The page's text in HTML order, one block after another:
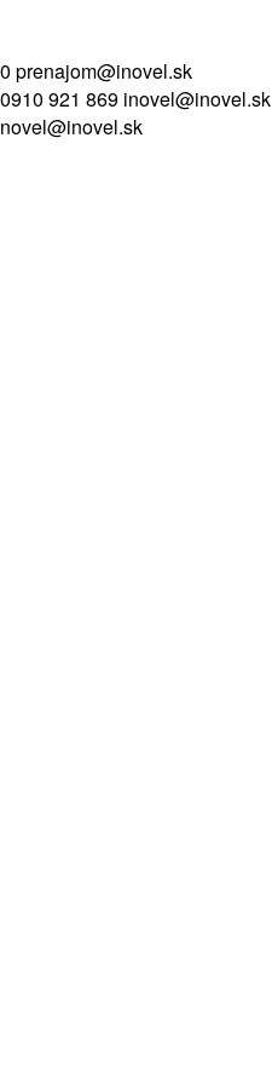
prenajom@inovel.sk
0910 921 869 inovel@inovel.sk